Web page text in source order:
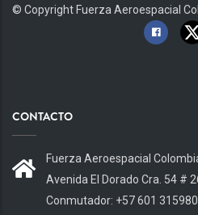
© Copyright Fuerza Aeroespacial
CONTACTO
Fuerza Aeroespacial
Avenida El Dorado Cra. 54 #
Conmutador: +57 601